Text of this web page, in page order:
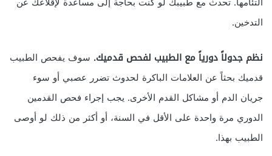
التدخين.
نظم جدولاً دورياً مع الطبيب لفحص قدميك. سوف يفحص الطبيب
قدميك بحثاً عن العلامات الباكرة لحدوث تضرر عصبي أو سوء
جريان الدم أو مشاكل القدم الأخرى. يجب إجراء فحص القدمين
الدوري مرة واحدة على الأقل في السنة، أو أكثر من ذلك لو أوصى
الطبيب بهذا.